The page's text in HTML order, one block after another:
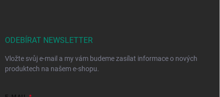
ODEBÍRAT NEWSLETTER
Vložte svůj e-mail a my vám budeme zasílat informace o nových
produktech na našem e-shopu.